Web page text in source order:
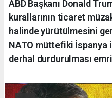
ABD Başkanı Donald
kurallarının ticaret
halinde yürütülmesini
NATO müttefiki
derhal durdurulması